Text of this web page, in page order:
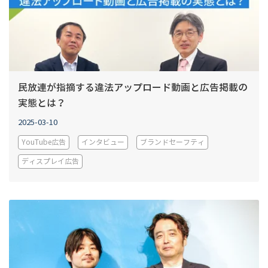
民放連が指摘する違法アップロード動画と広告掲載の
実態とは？
2025-03-10
YouTube広告 インタビュー ブランドセーフティ
ディスプレイ広告